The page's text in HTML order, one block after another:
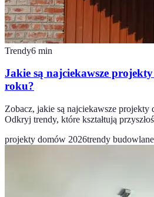
Trendy6 min
Jakie są najciekawsze
roku?
Zobacz, jakie są najciekawsze
Odkryj trendy, które kształtują
projekty domów 2026trendy budowlane